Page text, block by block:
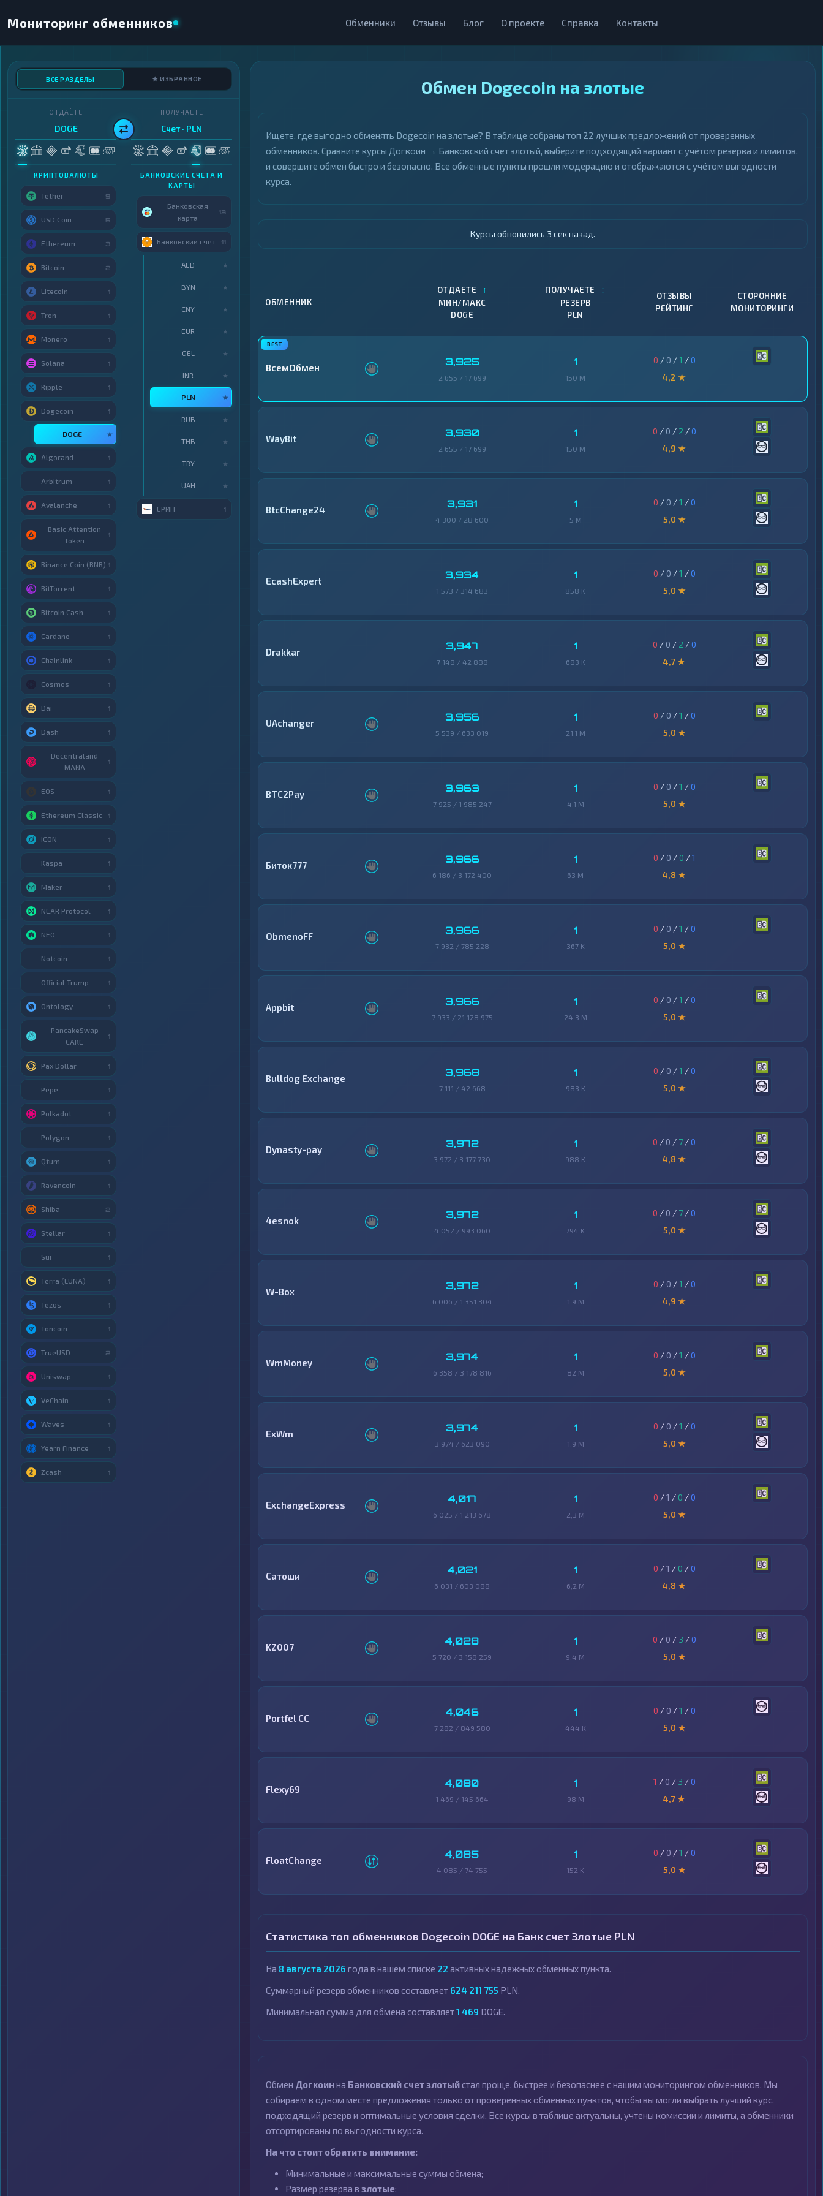
Мониторинг обменников Обменники Отзывы Блог О проекте Справка Контакты
Обмен Dogecoin на злотые
Ищете, где выгодно обменять Dogecoin на злотые? В таблице собраны топ 22 лучших предложений от проверенных
обменников. Сравните курсы Догкоин → Банковский счет злотый, выберите подходящий вариант с учётом резерва и лимитов,
и совершите обмен быстро и безопасно. Все обменные пункты прошли модерацию и отображаются с учётом выгодности
курса.
Курсы обновились 4 сек назад.
ОБМЕННИК
ОТДАЕТЕ ↑
МИН/МАКС
DOGE
ПОЛУЧАЕТЕ ↕
РЕЗЕРВ
PLN
ОТЗЫВЫ
РЕЙТИНГ
СТОРОННИЕ
МОНИТОРИНГИ
ВсемОбмен 3,925
2 655 / 17 699
1
150 M
0 / 0 /1 /0
4,2 ★
WayBit 3,930
2 655 / 17 699
1
150 M
0 / 0 / 2 /0
4,9 ★
BtcChange24 3,931
4 300 / 28 600
1
5 M
0 / 0 /1 /0
5,0 ★
EcashExpert 3,934
1 573 / 314 683
1
858 K
0 / 0 /1 /0
5,0 ★
Drakkar 3,947
7 148 / 42 888
1
683 K
0 / 0 / 2 /0
4,7 ★
UAchanger 3,956
5 539 / 633 019
1
21,1 M
0 / 0 /1 /0
5,0 ★
BTC2Pay 3,963
7 925 / 1 985 247
1
4,1 M
0 / 0 /1 /0
5,0 ★
Биток777 3,966
6 186 / 3 172 400
1
63 M
0 / 0 / 0 /1
4,8 ★
ObmenoFF 3,966
7 932 / 785 228
1
367 K
0 / 0 /1 /0
5,0 ★
Appbit 3,966
7 933 / 21 128 975
1
24,3 M
0 / 0 /1 /0
5,0 ★
Bulldog Exchange 3,968
7 111 / 42 668
1
983 K
0 / 0 /1 /0
5,0 ★
Dynasty-pay 3,972
3 972 / 3 177 730
1
988 K
0 / 0 / 7 /0
4,8 ★
4esnok 3,972
4 052 / 993 060
1
794 K
0 / 0 / 7 /0
5,0 ★
W-Box 3,972
6 006 / 1 351 304
1
1,9 M
0 / 0 /1 /0
4,9 ★
WmMoney 3,974
6 358 / 3 178 816
1
82 M
0 / 0 /1 /0
5,0 ★
ExWm 3,974
3 974 / 623 090
1
1,9 M
0 / 0 /1 /0
5,0 ★
ExchangeExpress 4,017
6 025 / 1 213 678
1
2,3 M
0 /1 / 0 /0
5,0 ★
Сатоши 4,021
6 031 / 603 088
1
6,2 M
0 /1 / 0 /0
4,8 ★
KZ007 4,028
5 720 / 3 158 259
1
9,4 M
0 / 0 / 3 /0
5,0 ★
Portfel CC 4,046
7 282 / 849 580
1
444 K
0 / 0 /1 /0
5,0 ★
Flexy69 4,080
1 469 / 145 664
1
98 M
1 / 0 / 3 /0
4,7 ★
FloatChange 4,085
4 085 / 74 755
1
152 K
0 / 0 /1 /0
5,0 ★
Статистика топ обменников Dogecoin DOGE на Банк счет Злотые PLN
На 8 августа 2026 года в нашем списке 22 активных надежных обменных пункта.
Суммарный резерв обменников составляет 624 211 755 PLN.
Минимальная сумма для обмена составляет1 469 DOGE.
Обмен Догкоинна Банковский счет злотыйстал проще, быстрее и безопаснее с нашим мониторингом обменников. Мы
собираем в одном месте предложения только от проверенных обменных пунктов, чтобы вы могли выбрать лучший курс,
подходящий резерв и оптимальные условия сделки. Все курсы в таблице актуальны, учтены комиссии и лимиты, а обменники
отсортированы по выгодности курса.
На что стоит обратить внимание:
Минимальные и максимальные суммы обмена;
Размер резерва в злотые;
ВСЕ РАЗДЕЛЫ ★ ИЗБРАННОЕ
ОТДАЁТЕ
DOGE
КРИПТОВАЛЮТЫ
Tether 9
USD Coin 5
Ethereum 3
Bitcoin 2
Litecoin 1
Tron 1
Monero 1
Solana 1
Ripple 1
Dogecoin 1
DOGE ★
Algorand 1
Arbitrum 1
Avalanche 1
Basic Attention
Token
1
Binance Coin (BNB) 1
BitTorrent 1
Bitcoin Cash 1
Cardano 1
Chainlink 1
Cosmos 1
Dai 1
Dash 1
Decentraland
MANA
1
EOS 1
Ethereum Classic 1
ICON 1
Kaspa 1
Maker 1
NEAR Protocol 1
NEO 1
Notcoin 1
Official Trump 1
Ontology 1
PancakeSwap
CAKE
1
Pax Dollar 1
Pepe 1
Polkadot 1
Polygon 1
Qtum 1
Ravencoin 1
Shiba 2
Stellar 1
Sui 1
Terra (LUNA) 1
Tezos 1
Toncoin 1
TrueUSD 2
Uniswap 1
VeChain 1
Waves 1
Yearn Finance 1
Zcash 1
ПОЛУЧАЕТЕ
Счет · PLN
БАНКОВСКИЕ СЧЕТА И
КАРТЫ
Банковская
карта
13
Банковский счет 11
AED ★
BYN ★
CNY ★
EUR ★
GEL ★
INR ★
PLN ★
RUB ★
THB ★
TRY ★
UAH ★
ЕРИП 1